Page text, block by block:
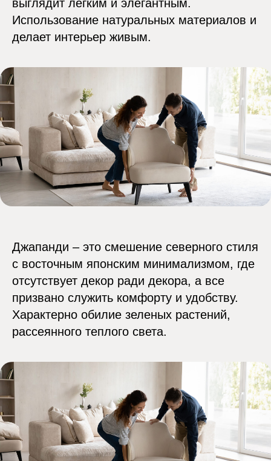
выглядит легким и элегантным.
Использование натуральных материалов и
делает интерьер живым.
Джапанди – это смешение северного стиля
с восточным японским минимализмом, где
отсутствует декор ради декора, а все
призвано служить комфорту и удобству.
Характерно обилие зеленых растений,
рассеянного теплого света.
Антон
Пермяков
Обсудить
проект
ремонта
Согласен с политикой
конфиденциальностикомпании